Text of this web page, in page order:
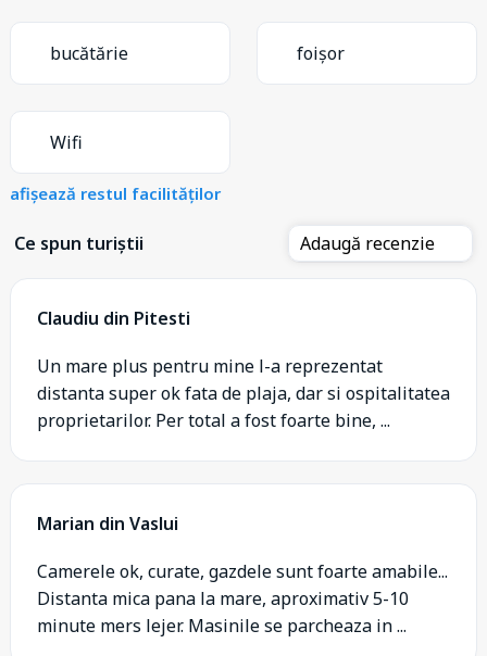
bucătărie foișor
Wifi
afișează restul facilităților
Ce spun turiștii Adaugă recenzie
Claudiu din Pitesti
Un mare plus pentru mine l-a reprezentat
distanta super ok fata de plaja, dar si ospitalitatea
proprietarilor. Per total a fost foarte bine, ...
Marian din Vaslui
Camerele ok, curate, gazdele sunt foarte amabile...
Distanta mica pana la mare, aproximativ 5-10
minute mers lejer. Masinile se parcheaza in ...